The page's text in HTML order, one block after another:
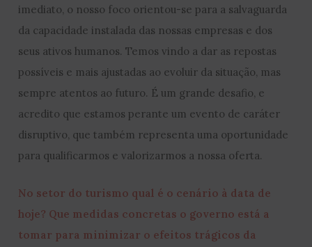
imediato, o nosso foco orientou-se para a salvaguarda
da capacidade instalada das nossas empresas e dos
seus ativos humanos. Temos vindo a dar as repostas
possíveis e mais ajustadas ao evoluir da situação, mas
sempre atentos ao futuro. É um grande desafio, e
acredito que estamos perante um evento de caráter
disruptivo, que também representa uma oportunidade
para qualificarmos e valorizarmos a nossa oferta.
No setor do turismo qual é o cenário à data de
hoje? Que medidas concretas o governo está a
tomar para minimizar o efeitos trágicos da